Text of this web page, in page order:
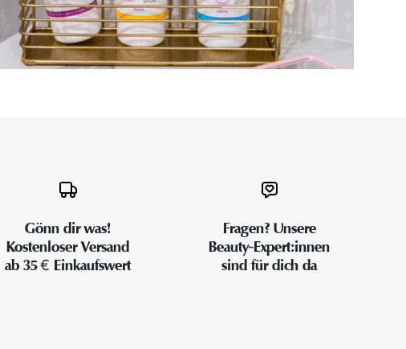
Gönn dir was!
Kostenloser Versand
ab 35 € Einkaufswert
Fragen? Unsere
Beauty-Expert:innen
sind für dich da